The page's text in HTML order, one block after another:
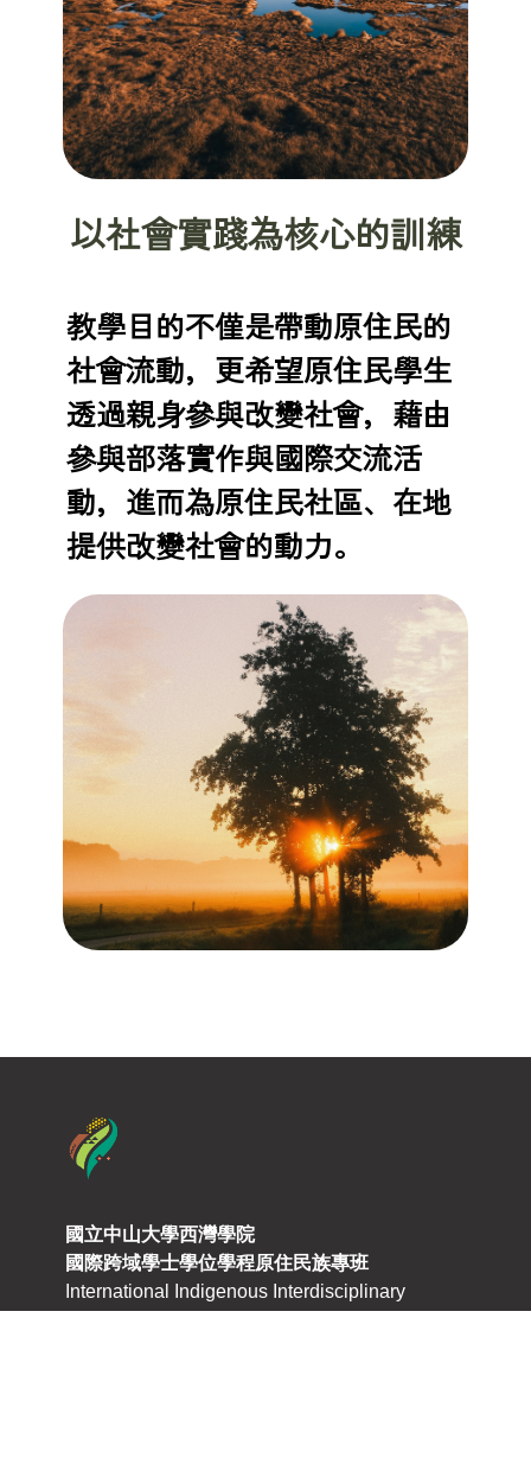
以社會實踐為核心的訓練
教學目的不僅是帶動原住民的
社會流動，更希望原住民學生
透過親身參與改變社會，藉由
參與部落實作與國際交流活
動，進而為原住民社區、在地
提供改變社會的動力。
國立中山大學西灣學院
國際跨域學士學位學程原住民族專班
International Indigenous Interdisciplinary